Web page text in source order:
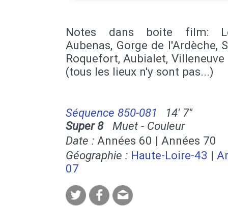
Notes dans boite film:
Aubenas, Gorge de l'Ardèche,
Roquefort, Aubialet, Villeneuve
(tous les lieux n'y sont pas...)
Séquence 850-081
14' 7''
Super 8Muet - Couleur
Date : Années 60 | Années 70
Géographie : Haute-Loire-43 |
07